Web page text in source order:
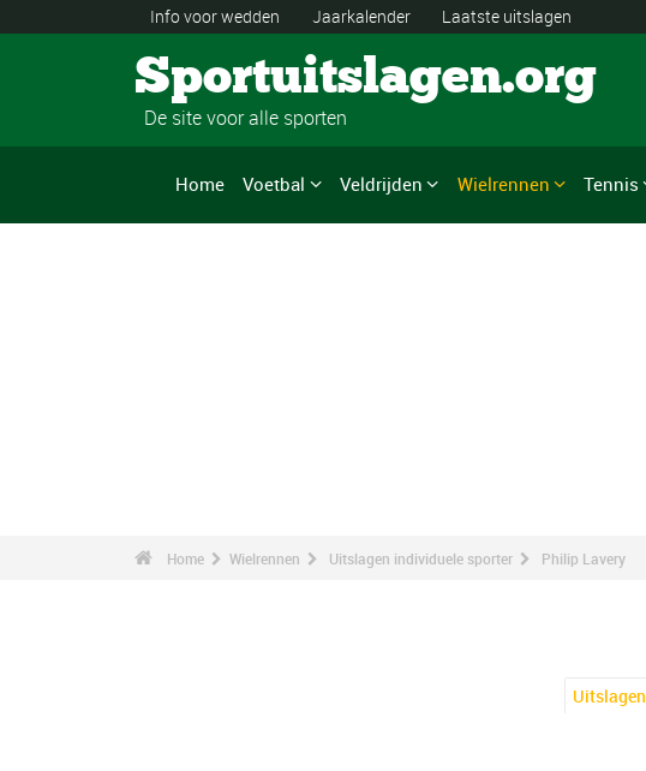
Info voor wedden Jaarkalender Laatste uitslagen
Sportuitslagen.org
De site voor alle sporten
Home Voetbal Veldrijden Wielrennen Tennis
Home Wielrennen Uitslagen individuele sporter Philip Lavery
Uitslagen